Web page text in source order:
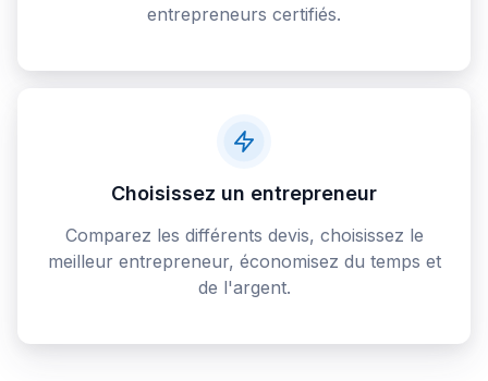
entrepreneurs certifiés.
Choisissez un entrepreneur
Comparez les différents devis, choisissez le
meilleur entrepreneur, économisez du temps et
de l'argent.